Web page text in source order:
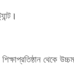
।
থেকে